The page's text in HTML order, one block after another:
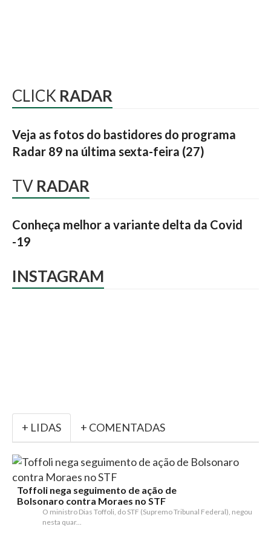
CLICK RADAR
Veja as fotos do bastidores do programa
Radar 89 na última sexta-feira (27)
TV RADAR
Conheça melhor a variante delta da Covid
-19
INSTAGRAM
+ LIDAS + COMENTADAS
Toffoli nega seguimento de ação de
Bolsonaro contra Moraes no STF
O ministro Dias Toffoli, do STF (Supremo Tribunal Federal), negou
nesta quar...